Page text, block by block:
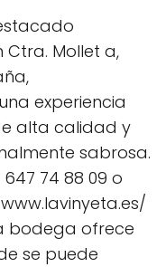
Mollet a,
experiencia
alta calidad y
sabrosa.
74 88 09 o
bodega ofrece
se puede